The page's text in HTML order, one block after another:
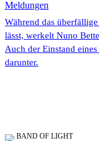
Meldungen
Während das
lässt, werkelt Nuno
Auch der Einstand
darunter.
BAND OF LIGHT